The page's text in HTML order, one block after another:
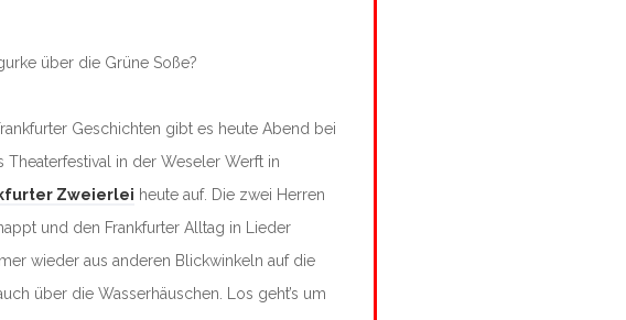
über die Grüne Soße?
Geschichten gibt es heute Abend bei
Theaterfestival in der Weseler Werft in
Zweierlei heute auf. Die zwei Herren
und den Frankfurter Alltag in Lieder
wieder aus anderen Blickwinkeln auf die
über die Wasserhäuschen. Los geht’s um